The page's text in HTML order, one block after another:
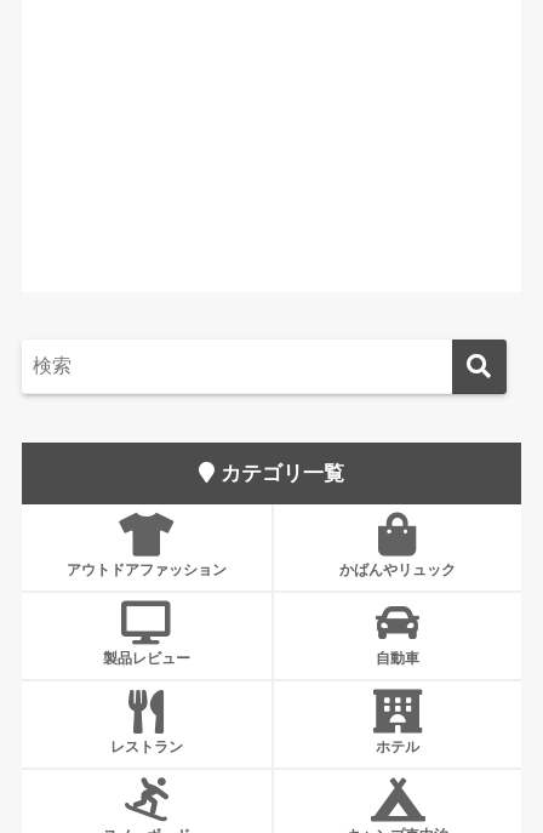
カテゴリ一覧
アウトドアファッション かばんやリュック
製品レビュー 自動車
レストラン ホテル